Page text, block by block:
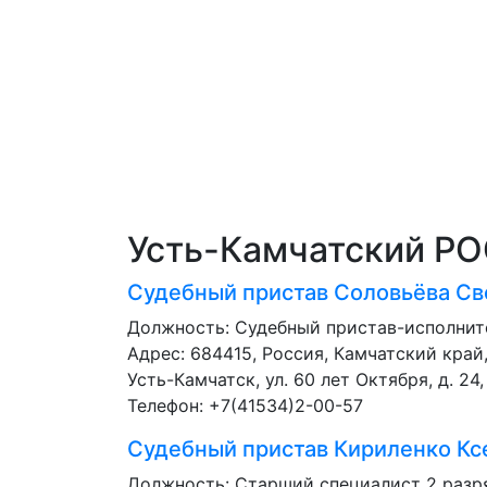
Усть-Камчатский
Судебный пристав Соловьёва
Должность: Судебный пристав-
Адрес: 684415, Россия, Камчатский
Усть-Камчатск, ул. 60 лет Октября, д. 24,
Телефон: +7(41534)2-00-57
Судебный пристав Кириленко